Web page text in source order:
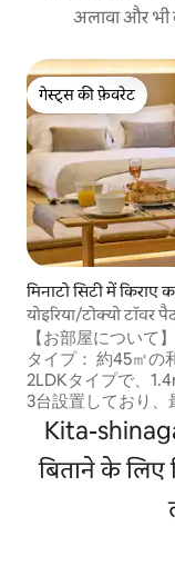
अलावा और भी
गेस्ट्स की फ़ेवरेट
गेस्ट्स की फ़ेवरेट
मिनाटो सिटी में किराए
योइरिया/टोक्यो टॉवर
उपयोग, स्टेशन के पास,
सीधा कनेक्शन, सभी
कनेक्शन, 2 बेडरूम
लिए...
【お部屋について
タイプ： 約45㎡の
2LDKタイプで、
3台設置しており、
いただけます。 建物にはエレベーターが
あり、各フロア1
ート性の高い空間です。 同じ
一タイプのお部屋
利用いただくお部
に割り当てのうえ
Kita-
बिताने के लिए